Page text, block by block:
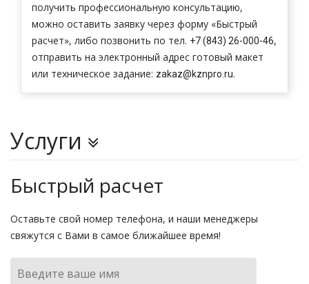
Услуги
Листовки
Дисконтные карты
Вывески
Сувенирная продукция
Быстрый расчет
Оставьте свой номер телефона, и наши менеджеры
свяжутся с Вами в самое ближайшее время!
получить профессиональную консультацию,
можно оставить заявку через форму «Быстрый
расчет», либо позвонить по тел. +7 (843) 26-000-46,
отправить на электронный адрес готовый макет
или техническое задание: zakaz@kznpro.ru.